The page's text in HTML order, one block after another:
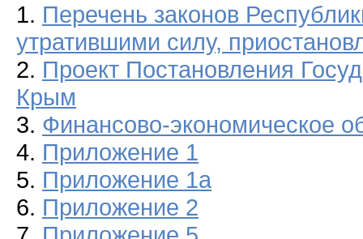
1. Перечень законов
утратившими силу,
2. Проект Постановления
Крым
3. Финансово-экономическое
4. Приложение 1
5. Приложение 1а
6. Приложение 2